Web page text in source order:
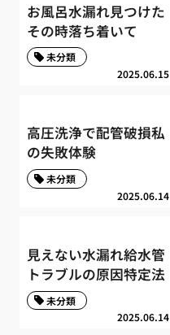
お風呂水漏れ見つけた
その時落ち着いて
2025.06.15
未分類
高圧洗浄で配管破損私
の失敗体験
2025.06.14
未分類
見えない水漏れ給水管
トラブルの原因特定法
2025.06.14
未分類